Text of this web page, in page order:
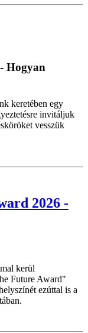
Hogyan
keretében egy
invitáljuk
vesszük
2026 -
kerül
Future Award"
ezúttal is a